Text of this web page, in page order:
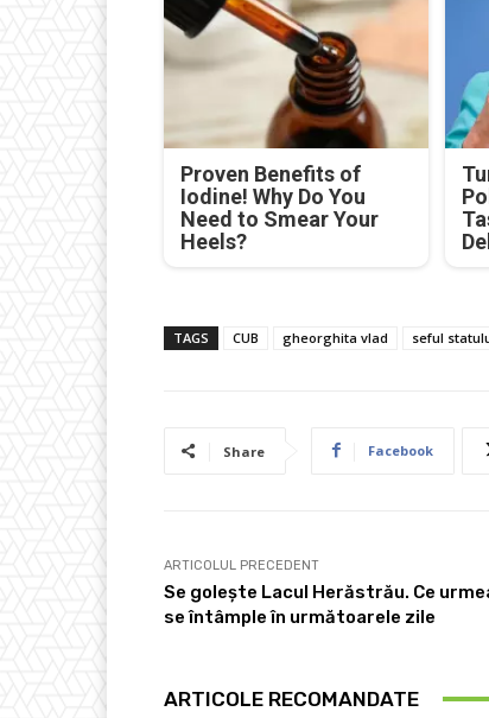
Proven Benefits of
Iodine! Why Do You
Need to Smear Your
Heels?
TAGS CUB gheorghita vlad seful
Share Facebook
ARTICOLUL PRECEDENT
Se golește Lacul Herăstrău. Ce
se întâmple în următoarele zile
ARTICOLE RECOMANDATE